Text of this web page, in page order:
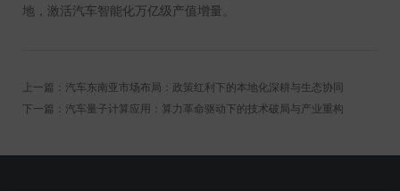
地，激活汽车智能化万亿级产值增量。
上一篇：汽车东南亚市场布局：政策红利下的本地化深耕与生态协同
下一篇：汽车量子计算应用：算力革命驱动下的技术破局与产业重构